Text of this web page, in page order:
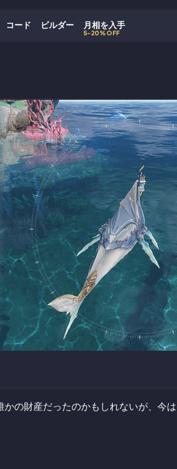
コード ビルダー 月相を入手
5-20% OFF
の財産だったのかもしれないが、今